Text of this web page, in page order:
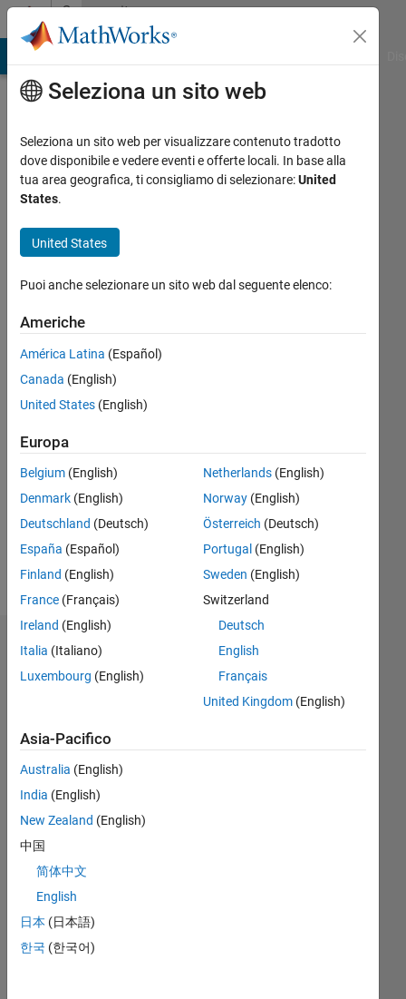
Vai al contenutoCommunity
Profile
Adolfo
Marro
Last
quasi 3
Attivo
Followers:
Follow
Spoken
Languages:
Italian
Dashboard
CONTRIBUTI
-2
-1
0
1
2
3
4
L
04/22
10/22
04/23
10/23
04/24
10/24
04/25
10/25
04/26
11/22
06/23
01/24
08/24
03/25
05/26
12/22
08/23
12/24
08/25
Seleziona un sito web
Seleziona un sito web per visualizzare contenuto tradotto
dove disponibile e vedere eventi e offerte locali. In base alla
tua area geografica, ti consigliamo di selezionare:United
States.
United States
Puoi anche selezionare un sito web dal seguente elenco:
Americhe
América Latina (Español)
Canada (English)
United States (English)
Europa
Belgium (English)
Denmark (English)
Deutschland (Deutsch)
España (Español)
Finland (English)
France (Français)
Ireland (English)
Italia (Italiano)
Luxembourg (English)
Netherlands(English)
Norway(English)
Österreich (Deutsch)
Portugal (English)
Sweden (English)
Switzerland
Deutsch
English
Français
United Kingdom(English)
Asia-Pacifico
Australia (English)
India (English)
New Zealand (English)
中国
简体中文
English
日本 (日本語)
한국 (한국어)